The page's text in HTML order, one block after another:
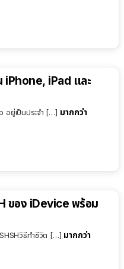
iPhone, iPad และ
อยู่เป็นประจำ […] มากกว่า
ของ iDevice พร้อม
วิธีทำชีวิต […] มากกว่า